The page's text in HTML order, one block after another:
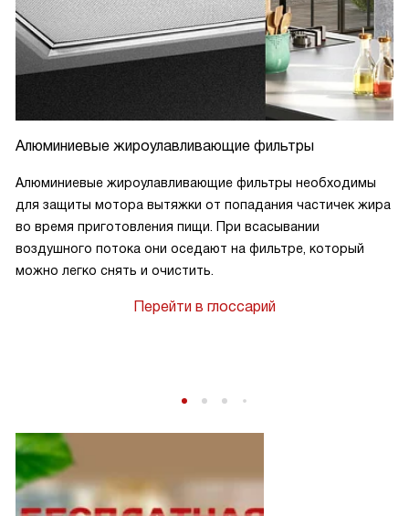
Алюминиевые жироулавливающие фильтры
Алюминиевые жироулавливающие фильтры необходимы
для защиты мотора вытяжки от попадания частичек жира
во время приготовления пищи. При всасывании
воздушного потока они оседают на фильтре, который
можно легко снять и очистить.
Перейти в глоссарий